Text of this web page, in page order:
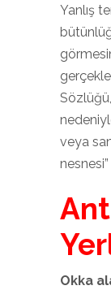
Yanlış
Sözlüğü,
veya
Okka